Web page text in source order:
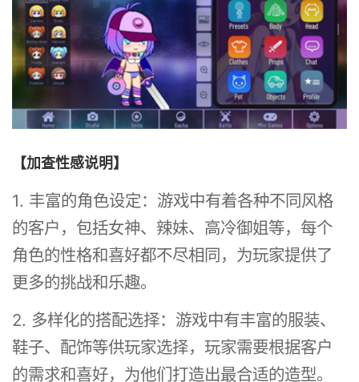
【加查性感说明】
1. 丰富的角色设定：游戏中有着各种不同风格
的客户，包括女神、辣妹、高冷御姐等，每个
角色的性格和喜好都不尽相同，为玩家提供了
更多的挑战和乐趣。
2. 多样化的搭配选择：游戏中有丰富的服装、
鞋子、配饰等供玩家选择，玩家需要根据客户
的需求和喜好，为他们打造出最合适的造型。